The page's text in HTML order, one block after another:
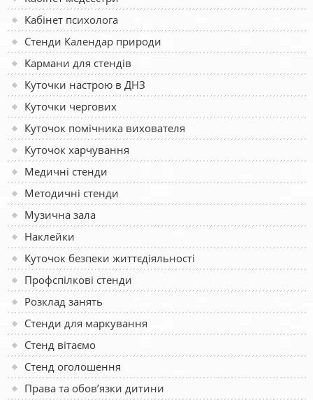
Кабінет психолога
Стенди Календар природи
Кармани для стендів
Куточки настрою в ДНЗ
Куточки чергових
Куточок помічника вихователя
Куточок харчування
Медичні стенди
Методичні стенди
Музична зала
Наклейки
Куточок безпеки життєдіяльності
Профспілкові стенди
Розклад занять
Стенди для маркування
Стенд вітаємо
Стенд оголошення
Права та обов’язки дитини